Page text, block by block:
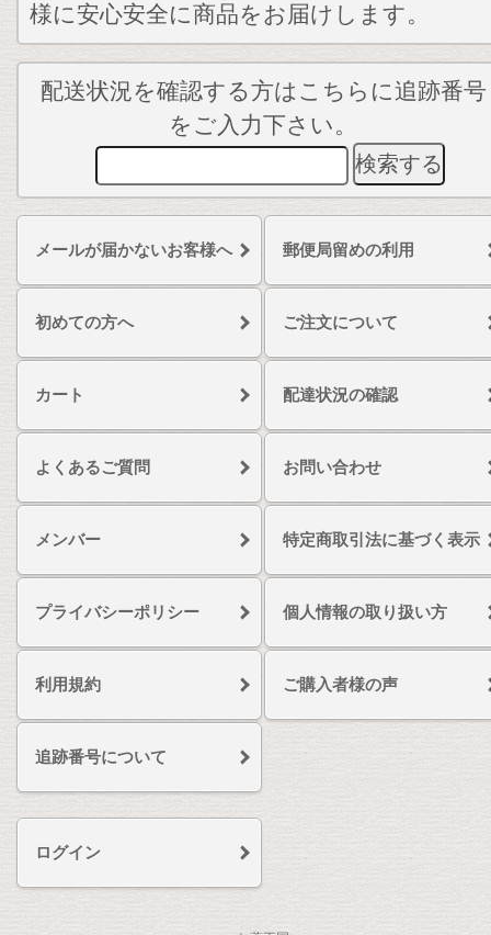
様に安心安全に商品をお届けします。
配送状況を確認する方はこちらに追跡番号
をご入力下さい。
メールが届かないお客様へ 郵便局留めの利用
初めての方へ ご注文について
カート 配達状況の確認
よくあるご質問 お問い合わせ
メンバー 特定商取引法に基づく表示
プライバシーポリシー 個人情報の取り扱い方
利用規約 ご購入者様の声
追跡番号について
ログイン